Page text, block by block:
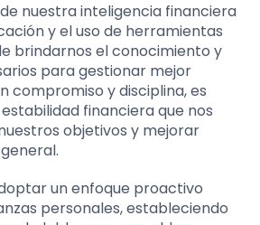
nuestra inteligencia financiera
y el uso de herramientas
brindarnos el conocimiento y
para gestionar mejor
compromiso y disciplina, es
financiera que nos
objetivos y mejorar
un enfoque proactivo
personales, estableciendo